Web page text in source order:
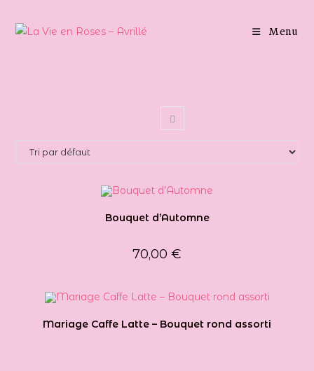
Menu
Bouquet d’Automne
70,00 €
Mariage Caffe Latte – Bouquet rond assorti